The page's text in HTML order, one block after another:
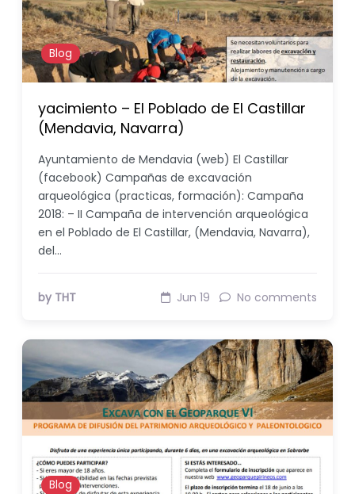
Blog
yacimiento – El Poblado de El Castillar
(Mendavia, Navarra)
Ayuntamiento de Mendavia (web) El Castillar
(facebook) Campañas de excavación
arqueológica (practicas, formación): Campaña
2018: – II Campaña de intervención arqueológica
en el Poblado de El Castillar, (Mendavia, Navarra),
del…
by THT Jun 19 No comments
Blog